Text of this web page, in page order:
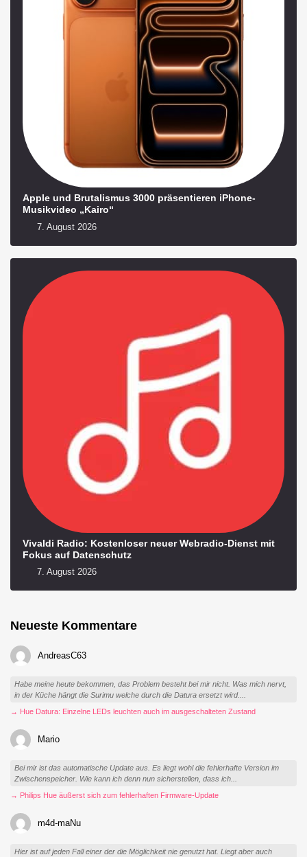
Apple und Brutalismus 3000 präsentieren iPhone-
Musikvideo „Kairo“
7. August 2026
Vivaldi Radio: Kostenloser neuer Webradio-Dienst mit
Fokus auf Datenschutz
7. August 2026
Neueste Kommentare
AndreasC63
Habe meine heute bekommen, das Problem besteht bei mir nicht. Was mich nervt,
in der Küche hängt die Surimu welche durch die Datura ersetzt wird....
→ Hue Datura: Einzelne LEDs leuchten auch im ausgeschalteten Zustand
Mario
Bei mir ist das automatische Update aus. Es liegt wohl die fehlerhafte Version im
Zwischenspeicher. Wie kann ich denn nun sicherstellen, dass ich...
→ Philips Hue äußerst sich zum fehlerhaften Firmware-Update
m4d-maNu
Hier ist auf jeden Fall einer der die Möglichkeit nie genutzt hat. Liegt aber auch